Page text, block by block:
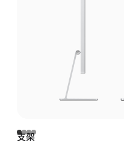
支架